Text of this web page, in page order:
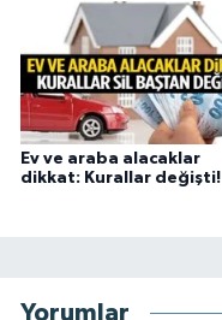
Ev ve araba alacaklar
dikkat: Kurallar değişti!
Yorumlar